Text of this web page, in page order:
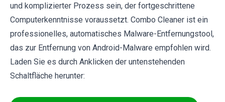
und komplizierter Prozess sein, der fortgeschrittene
Computerkenntnisse voraussetzt. Combo Cleaner ist ein
professionelles, automatisches Malware-Entfernungstool,
das zur Entfernung von Android-Malware empfohlen wird.
Laden Sie es durch Anklicken der untenstehenden
Schaltfläche herunter: